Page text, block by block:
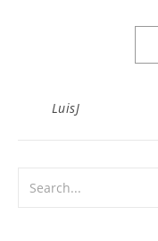
LuisJ